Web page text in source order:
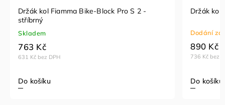
Držák kol Fiamma Bike-Block Pro S 2 -
stříbrný
Skladem
631 Kč bez DPH
763 Kč
Do košíku
Držák kol
Dodání
736 Kč bez
890 Kč
Do košíku